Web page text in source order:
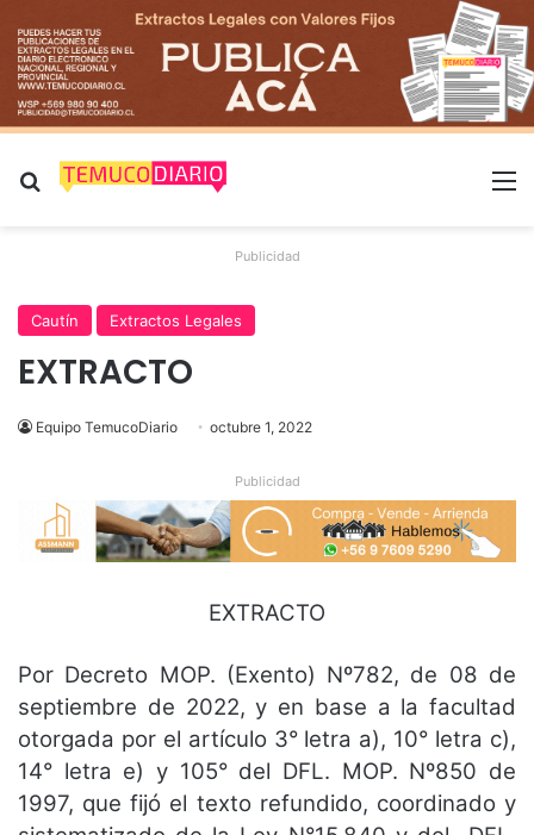
Buscar por
Publicidad
Cautín Extractos Legales
EXTRACTO
Equipo TemucoDiario octubre 1, 2022
Publicidad
EXTRACTO
Por Decreto MOP. (Exento) Nº782, de 08 de
septiembre de 2022, y en base a la facultad
otorgada por el artículo 3° letra a), 10° letra c),
14° letra e) y 105° del DFL. MOP. Nº850 de
1997, que fijó el texto refundido, coordinado y